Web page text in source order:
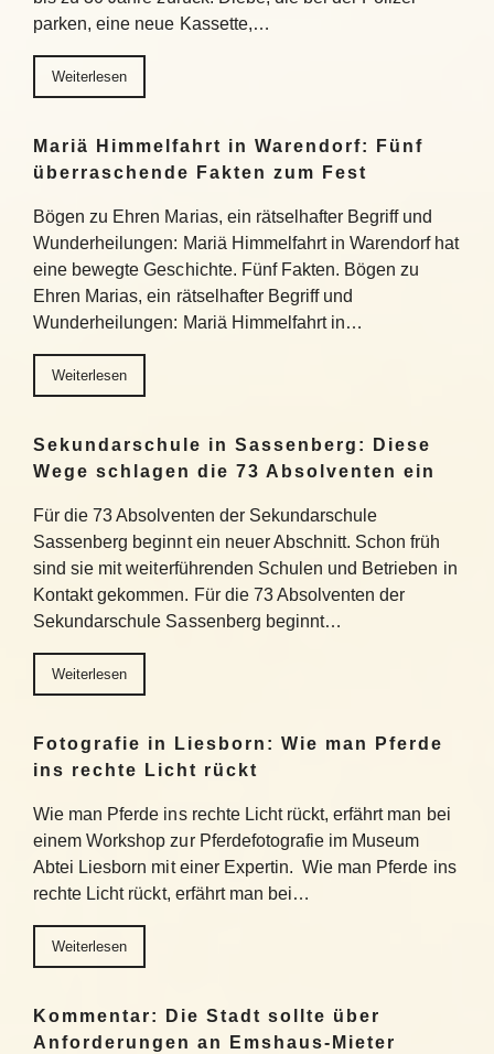
parken, eine neue Kassette,…
Weiterlesen
Mariä Himmelfahrt in Warendorf: Fünf
überraschende Fakten zum Fest
Bögen zu Ehren Marias, ein rätselhafter Begriff und
Wunderheilungen: Mariä Himmelfahrt in Warendorf hat
eine bewegte Geschichte. Fünf Fakten. Bögen zu
Ehren Marias, ein rätselhafter Begriff und
Wunderheilungen: Mariä Himmelfahrt in…
Weiterlesen
Sekundarschule in Sassenberg: Diese
Wege schlagen die 73 Absolventen ein
Für die 73 Absolventen der Sekundarschule
Sassenberg beginnt ein neuer Abschnitt. Schon früh
sind sie mit weiterführenden Schulen und Betrieben in
Kontakt gekommen. Für die 73 Absolventen der
Sekundarschule Sassenberg beginnt…
Weiterlesen
Fotografie in Liesborn: Wie man Pferde
ins rechte Licht rückt
Wie man Pferde ins rechte Licht rückt, erfährt man bei
einem Workshop zur Pferdefotografie im Museum
Abtei Liesborn mit einer Expertin. Wie man Pferde ins
rechte Licht rückt, erfährt man bei…
Weiterlesen
Kommentar: Die Stadt sollte über
Anforderungen an Emshaus-Mieter